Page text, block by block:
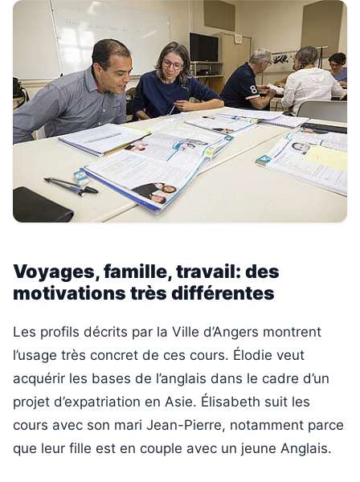
Voyages, famille, travail: des
motivations très différentes
Les profils décrits par la Ville d’Angers montrent
l’usage très concret de ces cours. Élodie veut
acquérir les bases de l’anglais dans le cadre d’un
projet d’expatriation en Asie. Élisabeth suit les
cours avec son mari Jean-Pierre, notamment parce
que leur fille est en couple avec un jeune Anglais.